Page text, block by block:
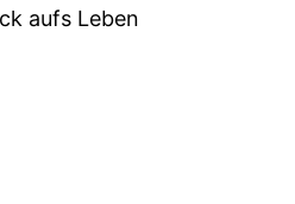
aufs Leben